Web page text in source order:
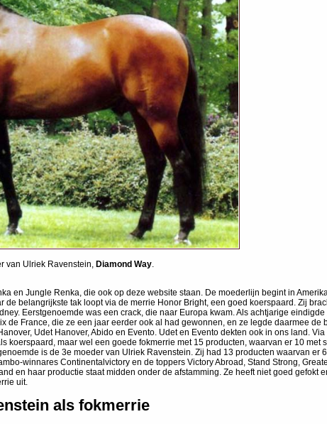
van Ulriek Ravenstein, Diamond Way
en Jungle Renka, die ook op deze website staan. De moederlijn begint in
belangrijkste tak loopt via de merrie Honor Bright, een goed koerspaard. Zij
Eerstgenoemde was een crack, die naar Europa kwam. Als achtjarige
France, die ze een jaar eerder ook al had gewonnen, en ze legde daarmee de
Udet Hanover, Abido en Evento. Udet en Evento dekten ook in ons land.
maar wel een goede fokmerrie met 15 producten, waarvan er 10 met
is de 3e moeder van Ulriek Ravenstein. Zij had 13 producten waarvan er
winnares Continentalvictory en de toppers Victory Abroad, Stand Strong,
en haar productie staat midden onder de afstamming. Ze heeft niet goed gefokt
uit.
als fokmerrie